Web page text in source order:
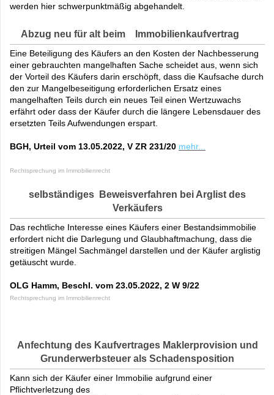
werden hier schwerpunktmäßig abgehandelt.
Abzug neu für alt beim Immobilienkaufvertrag
Eine Beteiligung des Käufers an den Kosten der Nachbesserung
einer gebrauchten mangelhaften Sache scheidet aus, wenn sich
der Vorteil des Käufers darin erschöpft, dass die Kaufsache durch
den zur Mangelbeseitigung erforderlichen Ersatz eines
mangelhaften Teils durch ein neues Teil einen Wertzuwachs
erfährt oder dass der Käufer durch die längere Lebensdauer des
ersetzten Teils Aufwendungen erspart.
BGH, Urteil vom 13.05.2022, V ZR 231/20 mehr...
Rechtsprechung im Immobilienrecht
selbständiges Beweisverfahren bei Arglist des
Verkäufers
Das rechtliche Interesse eines Käufers einer Bestandsimmobilie
erfordert nicht die Darlegung und Glaubhaftmachung, dass die
streitigen Mängel Sachmängel darstellen und der Käufer arglistig
getäuscht wurde.
OLG Hamm, Beschl. vom 23.05.2022, 2 W 9/22
Rechtsprechung im Immobilienrecht
Anfechtung des Kaufvertrages Maklerprovision und
Grunderwerbsteuer als Schadensposition
Kann sich der Käufer einer Immobilie aufgrund einer
Pflichtverletzung des